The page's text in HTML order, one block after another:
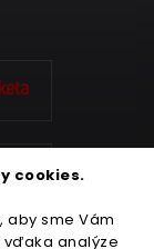
cookies.
aby sme Vám
analýze